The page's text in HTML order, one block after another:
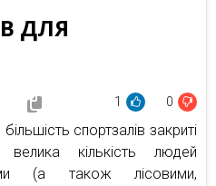
ДЛЯ
1 0
спортзалів закриті
велика кількість людей
(а також лісовими,